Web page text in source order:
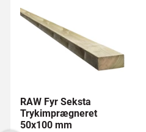
RAW Fyr Seksta
Trykimprægneret
50x100 mm